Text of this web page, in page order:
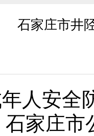
石家庄市井
人安全
家庄